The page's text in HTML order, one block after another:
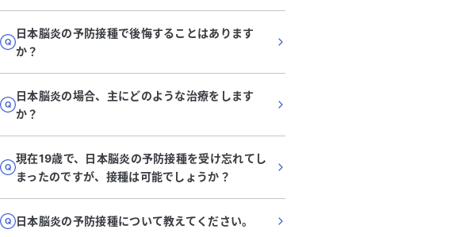
日本脳炎の予防接種で後悔することはあります
か？
日本脳炎の場合、主にどのような治療をします
か？
現在19歳で、日本脳炎の予防接種を受け忘れてし
まったのですが、接種は可能でしょうか？
日本脳炎の予防接種について教えてください。